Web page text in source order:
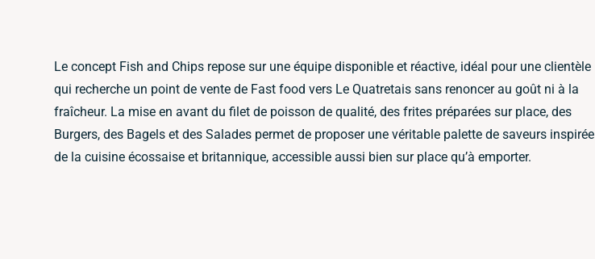
Le concept Fish and Chips repose sur une équipe disponible et réactive, idéal pour une clientèle
qui recherche un point de vente de Fast food vers Le Quatretais sans renoncer au goût ni à la
fraîcheur. La mise en avant du filet de poisson de qualité, des frites préparées sur place, des
Burgers, des Bagels et des Salades permet de proposer une véritable palette de saveurs inspirée
de la cuisine écossaise et britannique, accessible aussi bien sur place qu’à emporter.